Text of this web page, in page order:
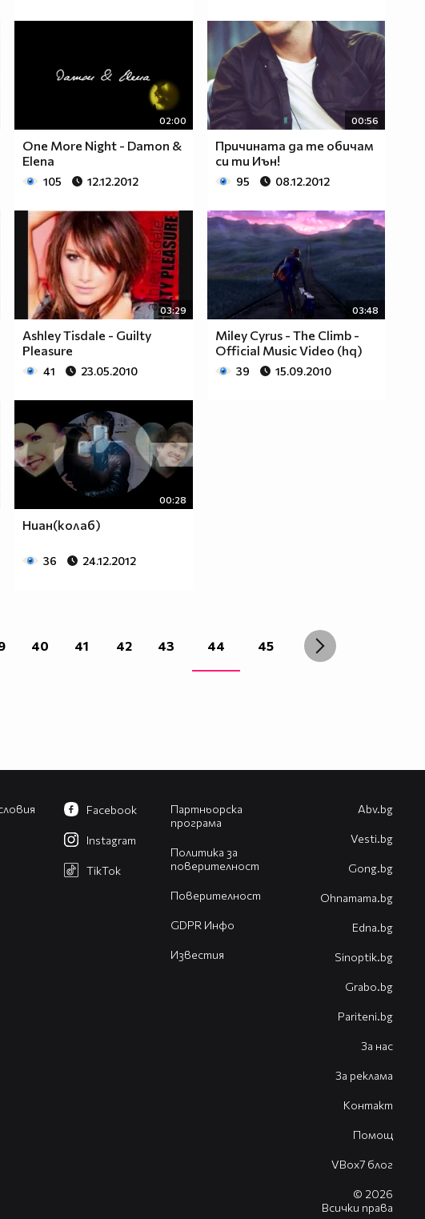
02:00
One More Night - Damon &
Elena
105 12.12.2012
00:56
Причината да те обичам
си ти Иън!
95 08.12.2012
03:29
Ashley Tisdale - Guilty
Pleasure
41 23.05.2010
03:48
Miley Cyrus - The Climb -
Official Music Video (hq)
39 15.09.2010
00:28
Ниан(колаб)
36 24.12.2012
40 41 42 43 44 45
Партньорска
програма
Политика за
поверителност
Поверителност
GDPR Инфо
Известия
Facebook
Instagram
TikTok
Abv.bg
Vesti.bg
Gong.bg
Оhnamama.bg
Edna.bg
Sinoptik.bg
Grabo.bg
Pariteni.bg
За нас
За реклама
Контакт
Помощ
VBox7 блог
© 2026
Всички права